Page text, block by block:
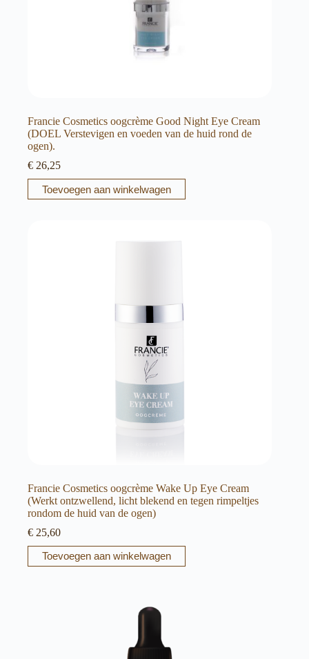
Francie Cosmetics oogcrème Good Night Eye Cream
(DOEL Verstevigen en voeden van de huid rond de
ogen).
€ 26,25
Toevoegen aan winkelwagen
Francie Cosmetics oogcrème Wake Up Eye Cream
(Werkt ontzwellend, licht blekend en tegen rimpeltjes
rondom de huid van de ogen)
€ 25,60
Toevoegen aan winkelwagen